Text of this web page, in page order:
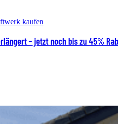
kaufen
– jetzt noch bis zu 45%